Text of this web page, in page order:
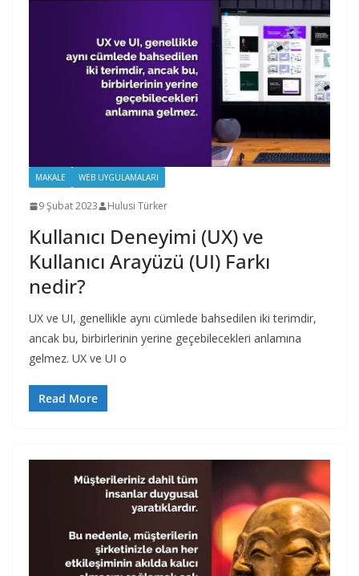
MAKALE WEB UYGULAMALARI
9 Şubat 2023 Hulusi Türker
Kullanıcı Deneyimi (UX) ve
Kullanıcı Arayüzü (UI) Farkı
nedir?
UX ve UI, genellikle aynı cümlede bahsedilen iki terimdir,
ancak bu, birbirlerinin yerine geçebilecekleri anlamına
gelmez. UX ve UI o
Read More